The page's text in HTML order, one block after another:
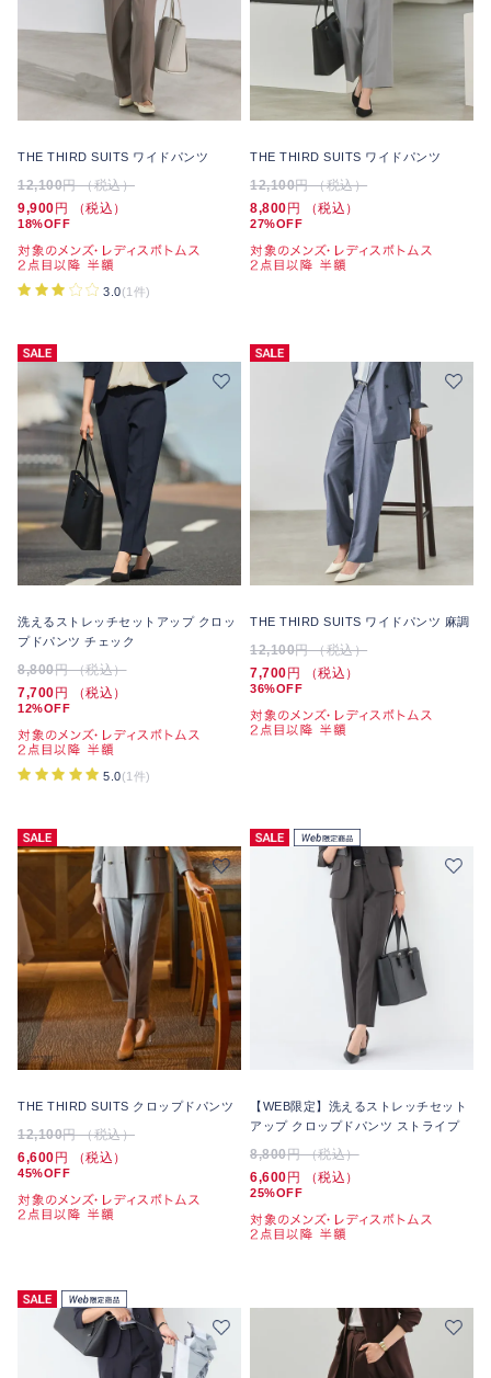
THE THIRD SUITS ワイドパンツ
12,100円 （税込）
9,900 円 （税込）
18%OFF
3.0(1件)
THE THIRD SUITS ワイドパンツ
12,100円 （税込）
8,800 円 （税込）
27%OFF
洗えるストレッチセットアップ クロッ
プドパンツ チェック
8,800円 （税込）
7,700 円 （税込）
12%OFF
5.0(1件)
THE THIRD SUITS ワイドパンツ 麻調
12,100円 （税込）
7,700 円 （税込）
36%OFF
THE THIRD SUITS クロップドパンツ
12,100円 （税込）
6,600 円 （税込）
45%OFF
【WEB限定】洗えるストレッチセット
アップ クロップドパンツ ストライプ
8,800円 （税込）
6,600 円 （税込）
25%OFF